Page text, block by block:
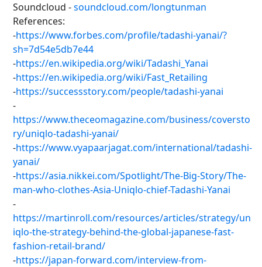
Soundcloud -soundcloud.com/longtunman
References:
-https://www.forbes.com/profile/tadashi-yanai/?
sh=7d54e5db7e44
-https://en.wikipedia.org/wiki/Tadashi_Yanai
-https://en.wikipedia.org/wiki/Fast_Retailing
-https://successstory.com/people/tadashi-yanai
-
https://www.theceomagazine.com/business/coversto
ry/uniqlo-tadashi-yanai/
-https://www.vyapaarjagat.com/international/tadashi-
yanai/
-https://asia.nikkei.com/Spotlight/The-Big-Story/The-
man-who-clothes-Asia-Uniqlo-chief-Tadashi-Yanai
-
https://martinroll.com/resources/articles/strategy/un
iqlo-the-strategy-behind-the-global-japanese-fast-
fashion-retail-brand/
-https://japan-forward.com/interview-from-